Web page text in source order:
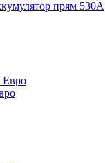
прям 530А